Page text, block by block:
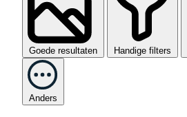
Goede resultaten Handige filters
Anders